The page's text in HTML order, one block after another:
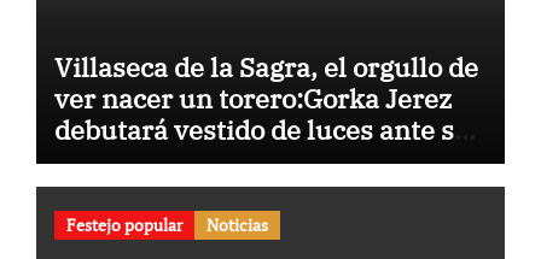
Villaseca de la Sagra, el orgullo de
ver nacer un torero:Gorka Jerez
debutará vestido de luces ante su
pueblo
Festejo popular Noticias